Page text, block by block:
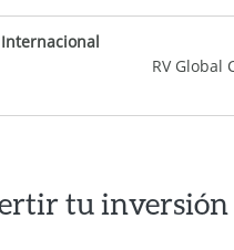
RV Global
tu